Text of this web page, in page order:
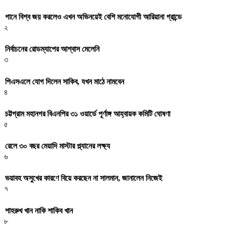
গানে বিশ্ব জয় করলেও এখন অভিনয়েই বেশি মনোযোগী আরিয়ানা গ্রান্ডে
২
নির্বাচনের রোডম্যাপের আশ্বাস মেলেনি
৩
পিএসএলে যোগ দিলেন সাকিব, যখন মাঠে নামবেন
৪
চট্টগ্রাম মহানগর বিএনপির ৩১ ওয়ার্ডে পূর্ণাঙ্গ আহ্বায়ক কমিটি ঘোষণা
৫
রেলে ৩০ বছর মেয়াদি মাস্টার প্ল্যানের লক্ষ্য
৬
ভয়াবহ অসুখের কারণে বিয়ে করছেন না সালমান, জানালেন নিজেই
৭
শাহরুখ খান নাকি শাকিব খান
৮